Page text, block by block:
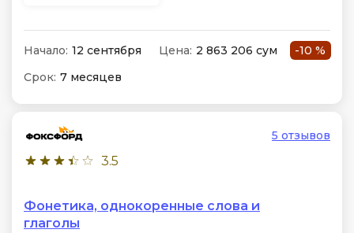
Начало: 12 сентября Цена: 2 863 206 сум
-10 %
Срок: 7 месяцев
3.5
5 отзывов
Фонетика, однокоренные слова и
глаголы